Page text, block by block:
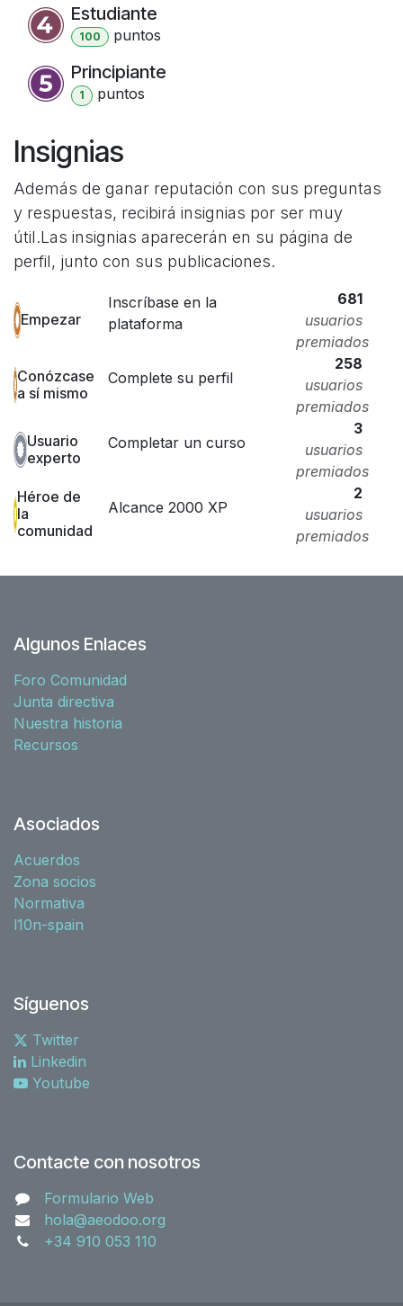
Estudiante
100 puntos
Principiante
1 puntos
Insignias
Además de ganar reputación con sus preguntas
y respuestas, recibirá insignias por ser muy
útil.Las insignias aparecerán en su página de
perfil, junto con sus publicaciones.
Empezar
Inscríbase en la
plataforma
681
usuarios
premiados
Conózcase
a sí mismo
Complete su perfil
258
usuarios
premiados
Usuario
experto
Completar un curso
3
usuarios
premiados
Héroe de
la
comunidad
Alcance 2000 XP
2
usuarios
premiados
Algunos Enlaces
Foro Comunidad
Junta directiva
Nuestra historia
Recursos
Asociados
Acuerdos
Zona socios
Normativa
l10n-spain
Síguenos
Twitter
Linkedin
Youtube
Contacte con nosotros
Formulario Web
hola@aeodoo.org
+34 910 053 110